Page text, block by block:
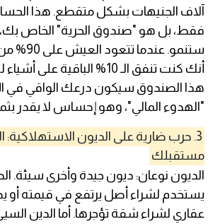
آلاف الجنيهات بشكل متقطع. هذا
فقط، بل هو "صندوق الحرية" الخاص بك،
ستنمو.
أنك كنت تنفق الـ 10% الباقية
هذا الصندوق سيكون درعك الواقي في
"الهدوء المالي"، وهو إحساس لا يقدر
3. حرب ضارية على الديون الاستهلاكية:
مستقبلك
الديون نوعان: ديون جيدة وأخرى سيئة.
يستخدم لشراء أصل يرتفع في قيمته أو
عقاري لشراء شقة تؤجرها. أما الدين